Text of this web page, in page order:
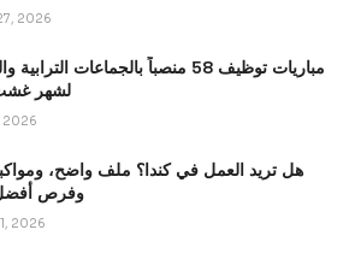
2026
مباريات توظيف 58 منصباً بالجماعات
لشهر غشت
2026
هل تريد العمل في كندا؟ ملف واضح،
وفرص
2026